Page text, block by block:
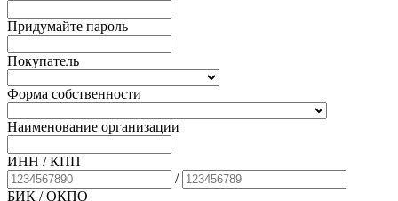
Придумайте пароль
Покупатель
Форма собственности
Наименование организации
ИНН / КПП
/
БИК / ОКПО